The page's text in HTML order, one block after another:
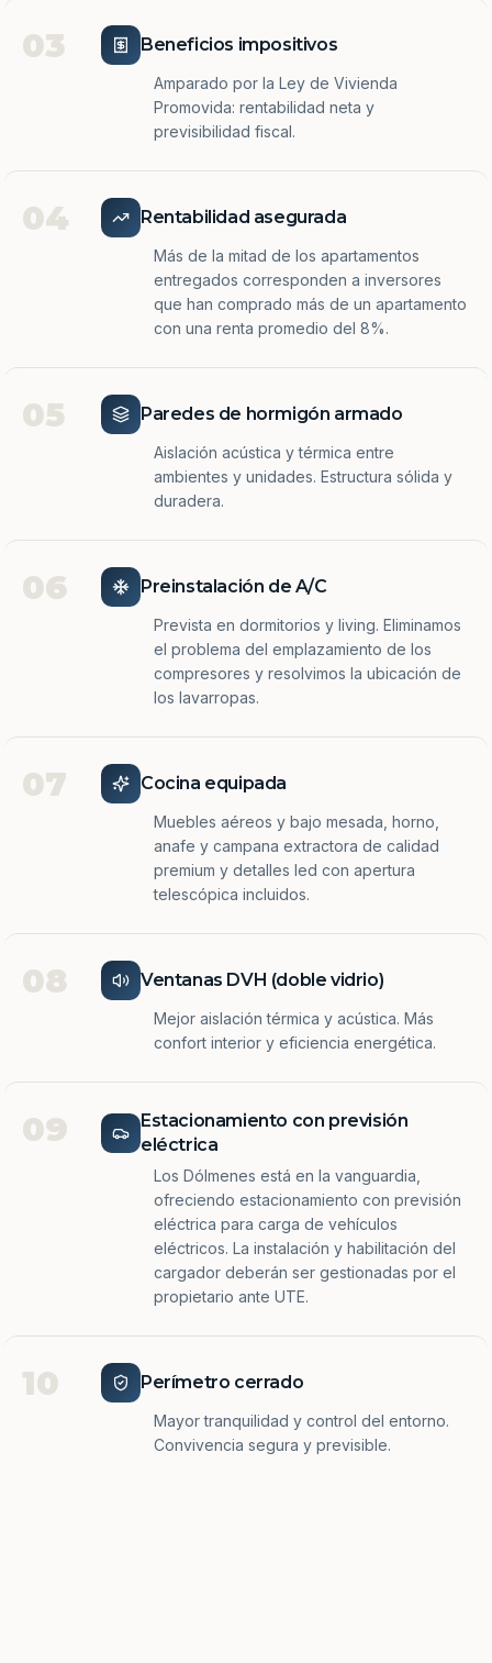
03 Beneficios impositivos
Amparado por la Ley de Vivienda
Promovida: rentabilidad neta y
previsibilidad fiscal.
04 Rentabilidad asegurada
Más de la mitad de los apartamentos
entregados corresponden a inversores
que han comprado más de un apartamento
con una renta promedio del 8%.
05 Paredes de hormigón armado
Aislación acústica y térmica entre
ambientes y unidades. Estructura sólida y
duradera.
06 Preinstalación de A/C
Prevista en dormitorios y living. Eliminamos
el problema del emplazamiento de los
compresores y resolvimos la ubicación de
los lavarropas.
07 Cocina equipada
Muebles aéreos y bajo mesada, horno,
anafe y campana extractora de calidad
premium y detalles led con apertura
telescópica incluidos.
08 Ventanas DVH (doble vidrio)
Mejor aislación térmica y acústica. Más
confort interior y eficiencia energética.
09
Estacionamiento con previsión
eléctrica
Los Dólmenes está en la vanguardia,
ofreciendo estacionamiento con previsión
eléctrica para carga de vehículos
eléctricos. La instalación y habilitación del
cargador deberán ser gestionadas por el
propietario ante UTE.
10 Perímetro cerrado
Mayor tranquilidad y control del entorno.
Convivencia segura y previsible.